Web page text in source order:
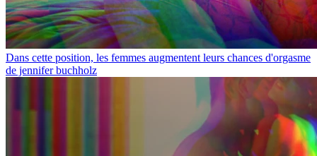
Dans cette position, les femmes augmentent leurs chances d'orgasme
de jennifer buchholz